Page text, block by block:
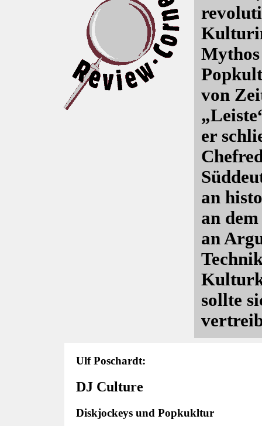
von
er
an
an
an
sollte
Ulf Poschardt:
DJ Culture
Diskjockeys und Popkukltur